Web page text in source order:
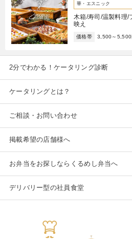
華・エスニック
木箱/寿司/温製料理/
映え
価格帯 3,500～5,500
2分でわかる！ケータリング診断
ケータリングとは？
ご相談・お問い合わせ
掲載希望の店舗様へ
お弁当をお探しならくるめし弁当へ
デリバリー型の社員食堂